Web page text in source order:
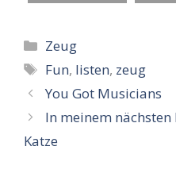
Kategorien
Zeug
Schlagwörter
Fun, listen, zeug
You Got Musicians
In meinem nächsten
Katze